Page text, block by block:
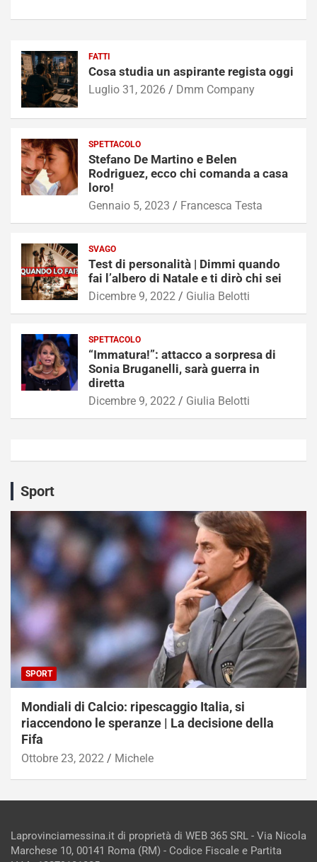
FATTI
Cosa studia un aspirante regista oggi
Luglio 31, 2026 Dmm Company
SPETTACOLO
Stefano De Martino e Belen
Rodriguez, ecco chi comanda a casa
loro!
Gennaio 5, 2023 Francesca Testa
SVAGO
Test di personalità | Dimmi quando
fai l’albero di Natale e ti dirò chi sei
Dicembre 9, 2022 Giulia Belotti
SPETTACOLO
“Immatura!”: attacco a sorpresa di
Sonia Bruganelli, sarà guerra in
diretta
Dicembre 9, 2022 Giulia Belotti
Sport
SPORT
Mondiali di Calcio: ripescaggio Italia, si
riaccendono le speranze | La decisione della
Fifa
Ottobre 23, 2022 Michele
Laprovinciamessina.it di proprietà di WEB 365 SRL - Via Nicola
Marchese 10, 00141 Roma (RM) - Codice Fiscale e Partita